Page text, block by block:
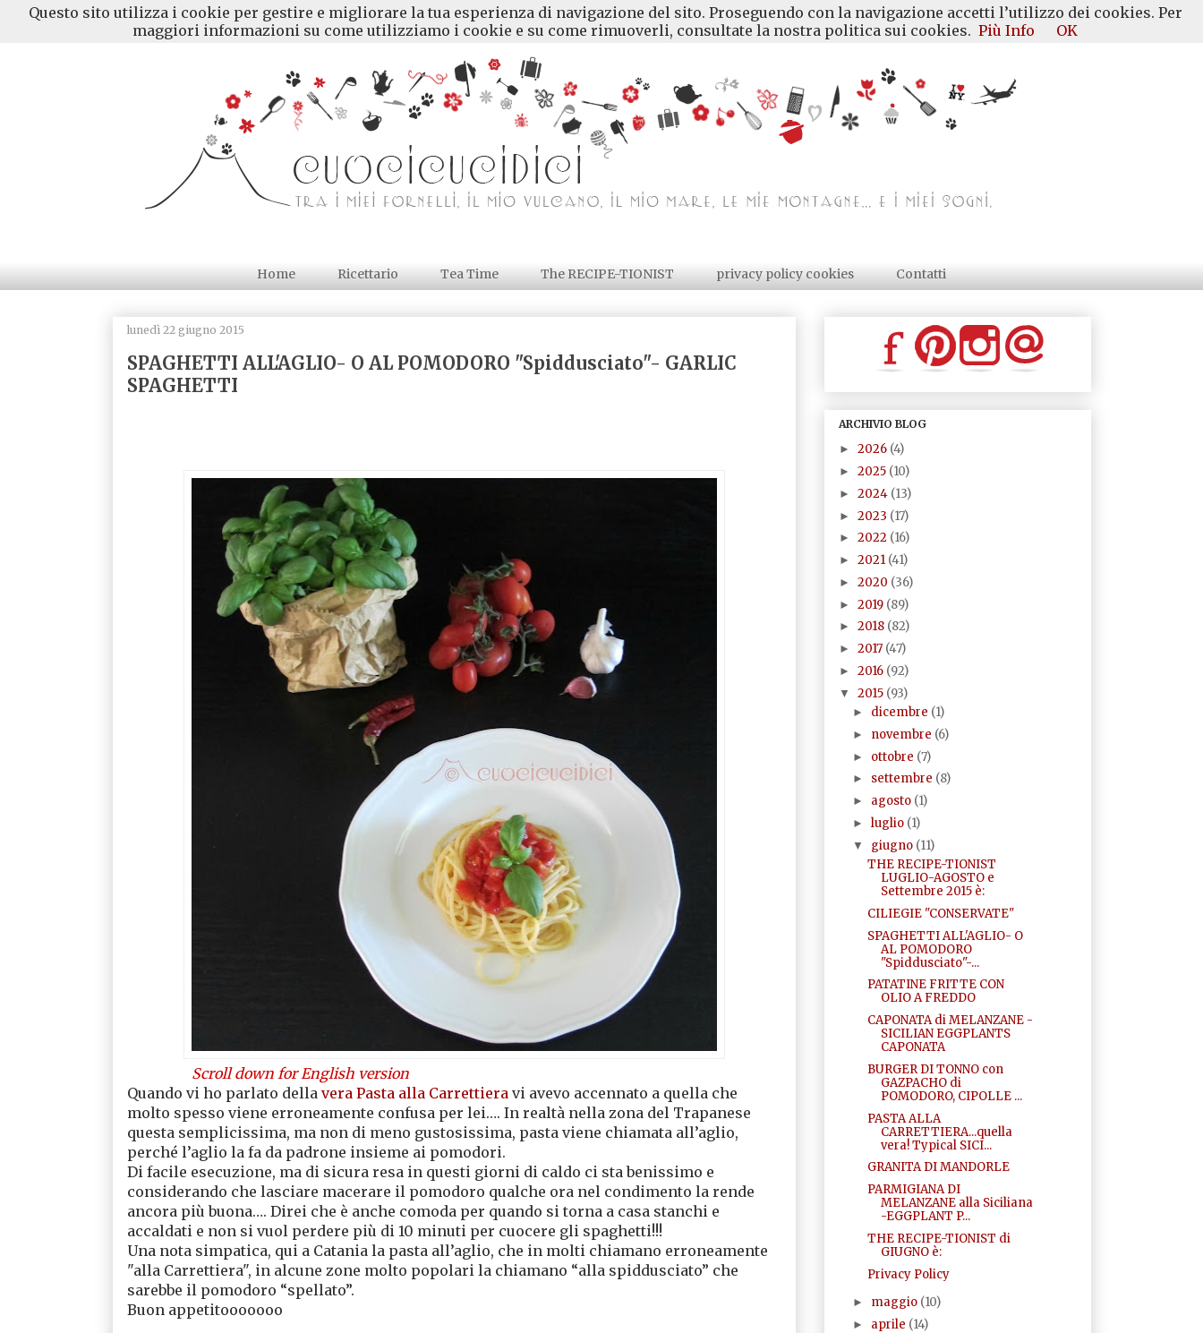
Home Ricettario Tea Time The RECIPE-TIONIST privacy policy cookies Contatti
lunedì 22 giugno 2015
SPAGHETTI ALL'AGLIO- O AL POMODORO "Spiddusciato"- GARLIC
SPAGHETTI
Scroll down for English version
Quando vi ho parlato della vera Pasta alla Carrettiera vi avevo accennato a quella che
molto spesso viene erroneamente confusa per lei…. In realtà nella zona del Trapanese
questa semplicissima, ma non di meno gustosissima, pasta viene chiamata all’aglio,
perché l’aglio la fa da padrone insieme ai pomodori.
Di facile esecuzione, ma di sicura resa in questi giorni di caldo ci sta benissimo e
considerando che lasciare macerare il pomodoro qualche ora nel condimento la rende
ancora più buona…. Direi che è anche comoda per quando si torna a casa stanchi e
accaldati e non si vuol perdere più di 10 minuti per cuocere gli spaghetti!!!
Una nota simpatica, qui a Catania la pasta all’aglio, che in molti chiamano erroneamente
"alla Carrettiera", in alcune zone molto popolari la chiamano “alla spiddusciato” che
sarebbe il pomodoro “spellato”.
Buon appetitooooooo
ARCHIVIO BLOG
► 2026 (4)
► 2025 (10)
► 2024 (13)
► 2023 (17)
► 2022 (16)
► 2021 (41)
► 2020 (36)
► 2019 (89)
► 2018 (82)
► 2017 (47)
► 2016 (92)
▼ 2015 (93)
► dicembre (1)
► novembre (6)
► ottobre (7)
► settembre (8)
► agosto (1)
► luglio (1)
▼ giugno (11)
THE RECIPE-TIONIST
LUGLIO-AGOSTO e
Settembre 2015 è:
CILIEGIE "CONSERVATE"
SPAGHETTI ALL'AGLIO- O
AL POMODORO
"Spiddusciato"-...
PATATINE FRITTE CON
OLIO A FREDDO
CAPONATA di MELANZANE -
SICILIAN EGGPLANTS
CAPONATA
BURGER DI TONNO con
GAZPACHO di
POMODORO, CIPOLLE ...
PASTA ALLA
CARRETTIERA...quella
vera! Typical SICI...
GRANITA DI MANDORLE
PARMIGIANA DI
MELANZANE alla Siciliana
-EGGPLANT P...
THE RECIPE-TIONIST di
GIUGNO è:
Privacy Policy
► maggio (10)
► aprile (14)
Questo sito utilizza i cookie per gestire e migliorare la tua esperienza di navigazione del sito. Proseguendo con la navigazione accetti l’utilizzo dei cookies. Per
maggiori informazioni su come utilizziamo i cookie e su come rimuoverli, consultate la nostra politica sui cookies. Più Info OK